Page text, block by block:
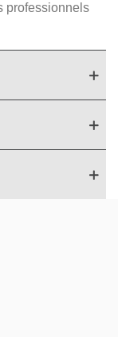
professionnels